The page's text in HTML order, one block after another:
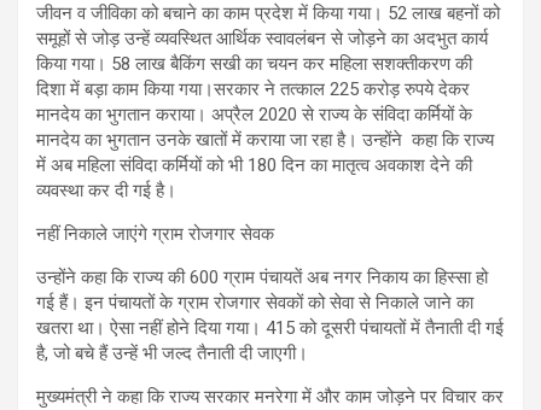
जीवन व जीविका को बचाने का काम प्रदेश में किया गया। 52 लाख बहनों को
समूहों से जोड़ उन्हें व्यवस्थित आर्थिक स्वावलंबन से जोड़ने का अदभुत कार्य
किया गया। 58 लाख बैकिंग सखी का चयन कर महिला सशक्तीकरण की
दिशा में बड़ा काम किया गया।सरकार ने तत्काल 225 करोड़ रुपये देकर
मानदेय का भुगतान कराया। अप्रैल 2020 से राज्य के संविदा कर्मियों के
मानदेय का भुगतान उनके खातों में कराया जा रहा है। उन्होंने कहा कि राज्य
में अब महिला संविदा कर्मियों को भी 180 दिन का मातृत्व अवकाश देने की
व्यवस्था कर दी गई है।
नहीं निकाले जाएंगे ग्राम रोजगार सेवक
उन्होंने कहा कि राज्य की 600 ग्राम पंचायतें अब नगर निकाय का हिस्सा हो
गई हैं। इन पंचायतों के ग्राम रोजगार सेवकों को सेवा से निकाले जाने का
खतरा था। ऐसा नहीं होने दिया गया। 415 को दूसरी पंचायतों में तैनाती दी गई
है, जो बचे हैं उन्हें भी जल्द तैनाती दी जाएगी।
मुख्यमंत्री ने कहा कि राज्य सरकार मनरेगा में और काम जोड़ने पर विचार कर